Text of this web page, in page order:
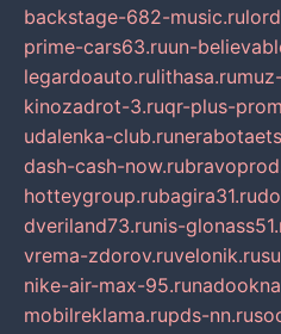
backstage-682-music.ru
prime-cars63.ruun-
legardoauto.rulithasa.ru
kinozadrot-3.ruqr-plus-
udalenka-club.ru
dash-cash-now.ru
hotteygroup.rubagira31.ru
dveriland73.runis-
vrema-zdorov.ruvelonik.ru
nike-air-max-95.ru
mobilreklama.rupds-nn.ru